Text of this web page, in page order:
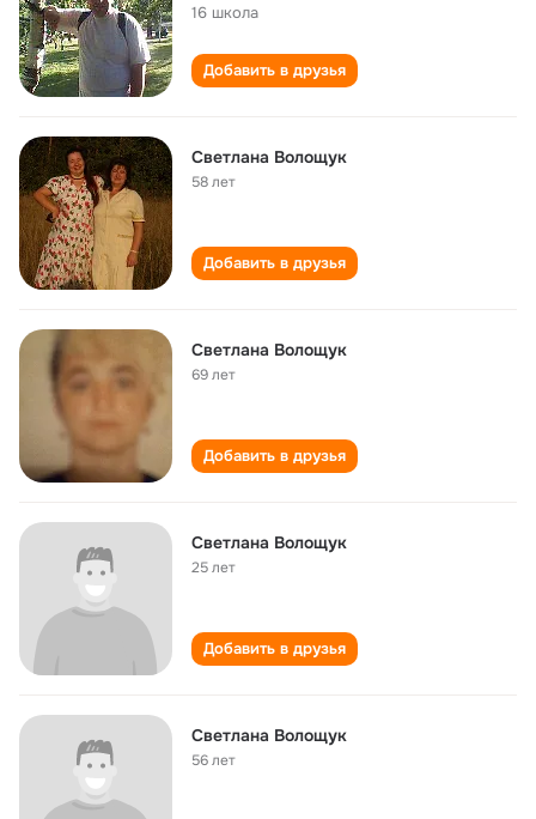
16 школа
Добавить в друзья
Светлана Волощук
58 лет
Добавить в друзья
Светлана Волощук
69 лет
Добавить в друзья
Светлана Волощук
25 лет
Добавить в друзья
Светлана Волощук
56 лет